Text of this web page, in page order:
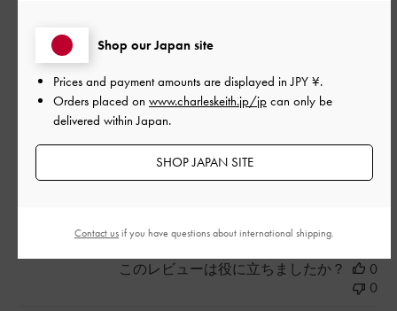
デザイン
品質
とても良かった
このレビューは役に立ちましたか？
0
0
Shop our Japan site
Prices and payment amounts are displayed inJPY ¥.
Orders placed on www.charleskeith.jp/jp can only be
delivered within Japan.
SHOP JAPAN SITE
Contact usif you have questions about international shipping.